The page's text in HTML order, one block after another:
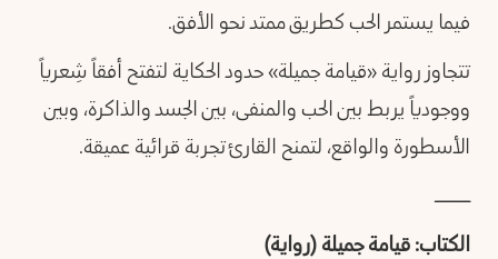
فيما يستمر الحب كطريق ممتد نحو الأفق.
تتجاوز رواية «قيامة جميلة» حدود الحكاية لتفتح أفقاً شِعرياً
ووجودياً يربط بين الحب والمنفى، بين الجسد والذاكرة، وبين
الأسطورة والواقع، لتمنح القارئ تجربة قرائية عميقة.
ــــــــــــــــ
الكتاب: قيامة جميلة (رواية)